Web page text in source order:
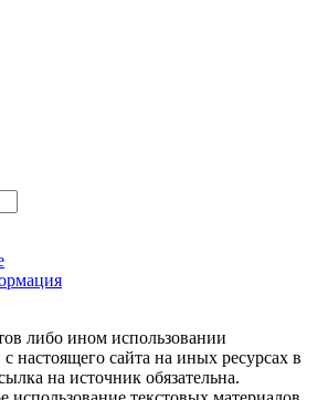
либо ином использовании
настоящего сайта на иных ресурсах в
на источник обязательна.